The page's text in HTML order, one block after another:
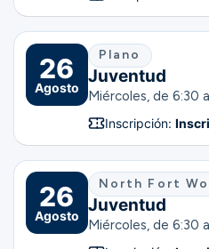
26
Agosto
Plano
Juventud
Miércoles, de 6:30
Inscripción:
26
Agosto
North Fort
Juventud
Miércoles, de 6:30